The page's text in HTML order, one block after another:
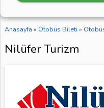
Anasayfa » Otobüs Bileti »
Nilüfer Turizm